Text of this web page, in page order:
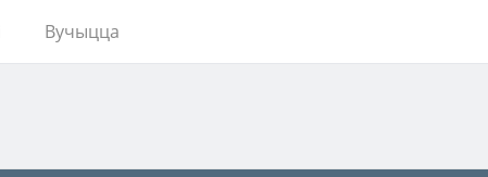
Вучыцца